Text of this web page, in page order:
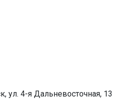
ул. 4-я Дальневосточная, 13